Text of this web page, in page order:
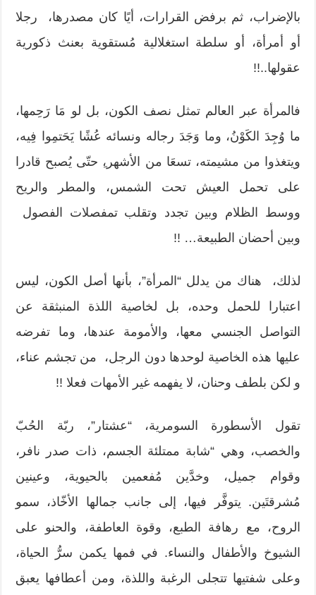
بالإضراب، ثم برفض القرارات، أيًا كان مصدرها، رجلا
أو أمرأة، أو سلطة استغلالية مُستقوية بعنث ذكورية
عقولها..!!
فالمرأة عبر العالم تمثل نصف الكون، بل لو مَا رَحِمها،
ما وُجِدَ الكَوْنُ، وما وَجَدَ رجاله ونسائه عُشًا يَحَتمِوا فِيه،
ويتغذوا من مشيمته، تسعَا من الأشهر،ِ حتّى يُصبح قادرا
على تحمل العيش تحت الشمس، والمطر والريح
ووسط الظلام وبين تجدد وتقلب تمفصلات الفصول
وبين أحضان الطبيعة… !!
لذلك، هناك من يدلل “المرأة”، بأنها أصل الكون، ليس
اعتبارا للحمل وحده، بل لخاصية اللذة المنبثقة عن
التواصل الجنسي معها، والأمومة عندها، وما تفرضه
عليها هذه الخاصية لوحدها دون الرجل، من تجشم عناء،
و لكن بلطف وحنان، لا يفهمه غير الأمهات فعلا !!
تقول الأسطورة السومرية، “عشتار”، ربّة الحُبّ
والخصب، وهي “شابة ممتلئة الجسم، ذات صدر نافر،
وقوام جميل، وخدَّين مُفعمين بالحيوية، وعينين
مُشرقتَين. يتوفَّر فيها، إلى جانب جمالها الأخّاذ، سمو
الروح، مع رهافة الطبع، وقوة العاطفة، والحنو على
الشيوخ والأطفال والنساء. في فمها يكمن سرُّ الحياة،
وعلى شفتيها تتجلى الرغبة واللذة، ومن أعطافها يعبق